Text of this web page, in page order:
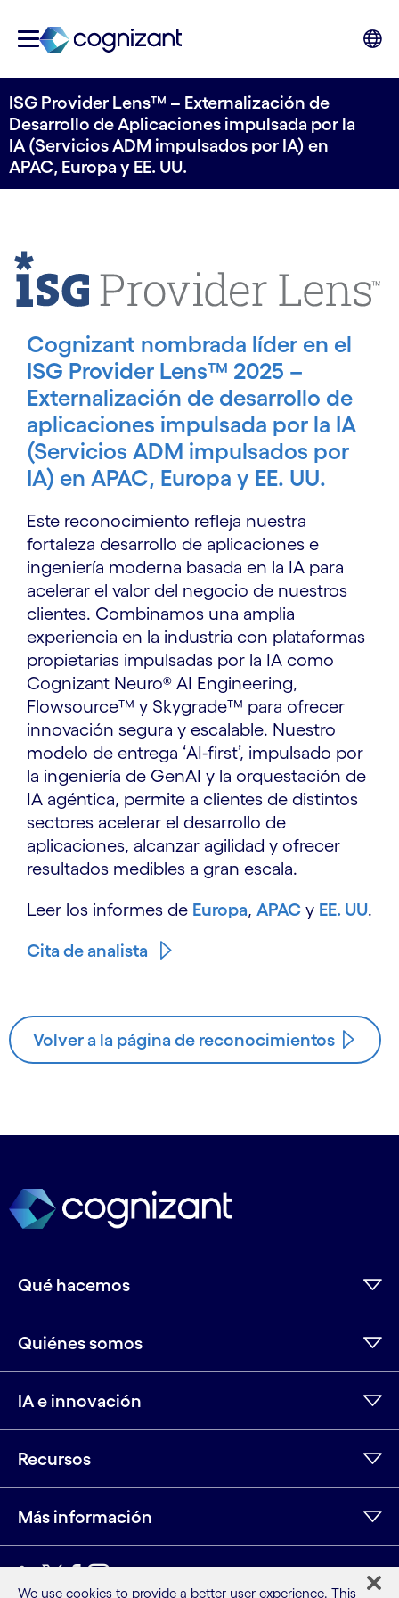
ISG Provider Lens™ – Externalización de
Desarrollo de Aplicaciones impulsada por la
IA (Servicios ADM impulsados por IA) en
APAC, Europa y EE. UU.
Cognizant nombrada líder en el
ISG Provider Lens™ 2025 –
Externalización de desarrollo de
aplicaciones impulsada por la IA
(Servicios ADM impulsados por
IA) en APAC, Europa y EE. UU.
Este reconocimiento refleja nuestra
fortaleza desarrollo de aplicaciones e
ingeniería moderna basada en la IA para
acelerar el valor del negocio de nuestros
clientes. Combinamos una amplia
experiencia en la industria con plataformas
propietarias impulsadas por la IA como
Cognizant Neuro® AI Engineering,
Flowsource™ y Skygrade™ para ofrecer
innovación segura y escalable. Nuestro
modelo de entrega ‘AI‑first’, impulsado por
la ingeniería de GenAI y la orquestación de
IA agéntica, permite a clientes de distintos
sectores acelerar el desarrollo de
aplicaciones, alcanzar agilidad y ofrecer
resultados medibles a gran escala.
Leer los informes de Europa, APAC y EE. UU.
Cita de analista
Volver a la página de reconocimientos
Qué hacemos
Quiénes somos
IA e innovación
Recursos
Más información
We use cookies to provide a better user experience. This